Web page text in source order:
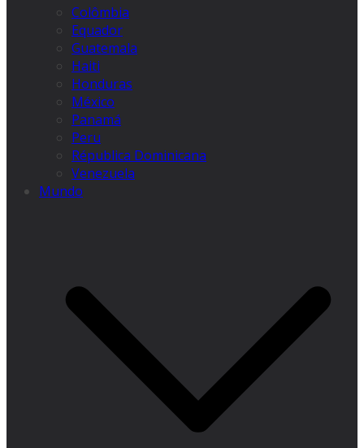
Colômbia
Equador
Guatemala
Haiti
Honduras
México
Panamá
Peru
Républica Dominicana
Venezuela
Mundo